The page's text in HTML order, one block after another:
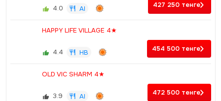
4.0 AI 427 250 тенге
HAPPY LIFE VILLAGE 4★
4.4 HB 454 500 тенге
OLD VIC SHARM 4★
3.9 AI 472 500 тенге